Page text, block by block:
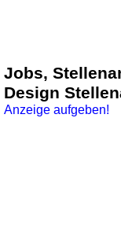
Jobs,
Design
Anzeige aufgeben!